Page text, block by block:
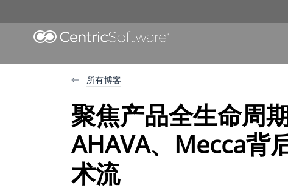
所有博客
聚焦产品全生命周
AHAVA、Mecca背
术流